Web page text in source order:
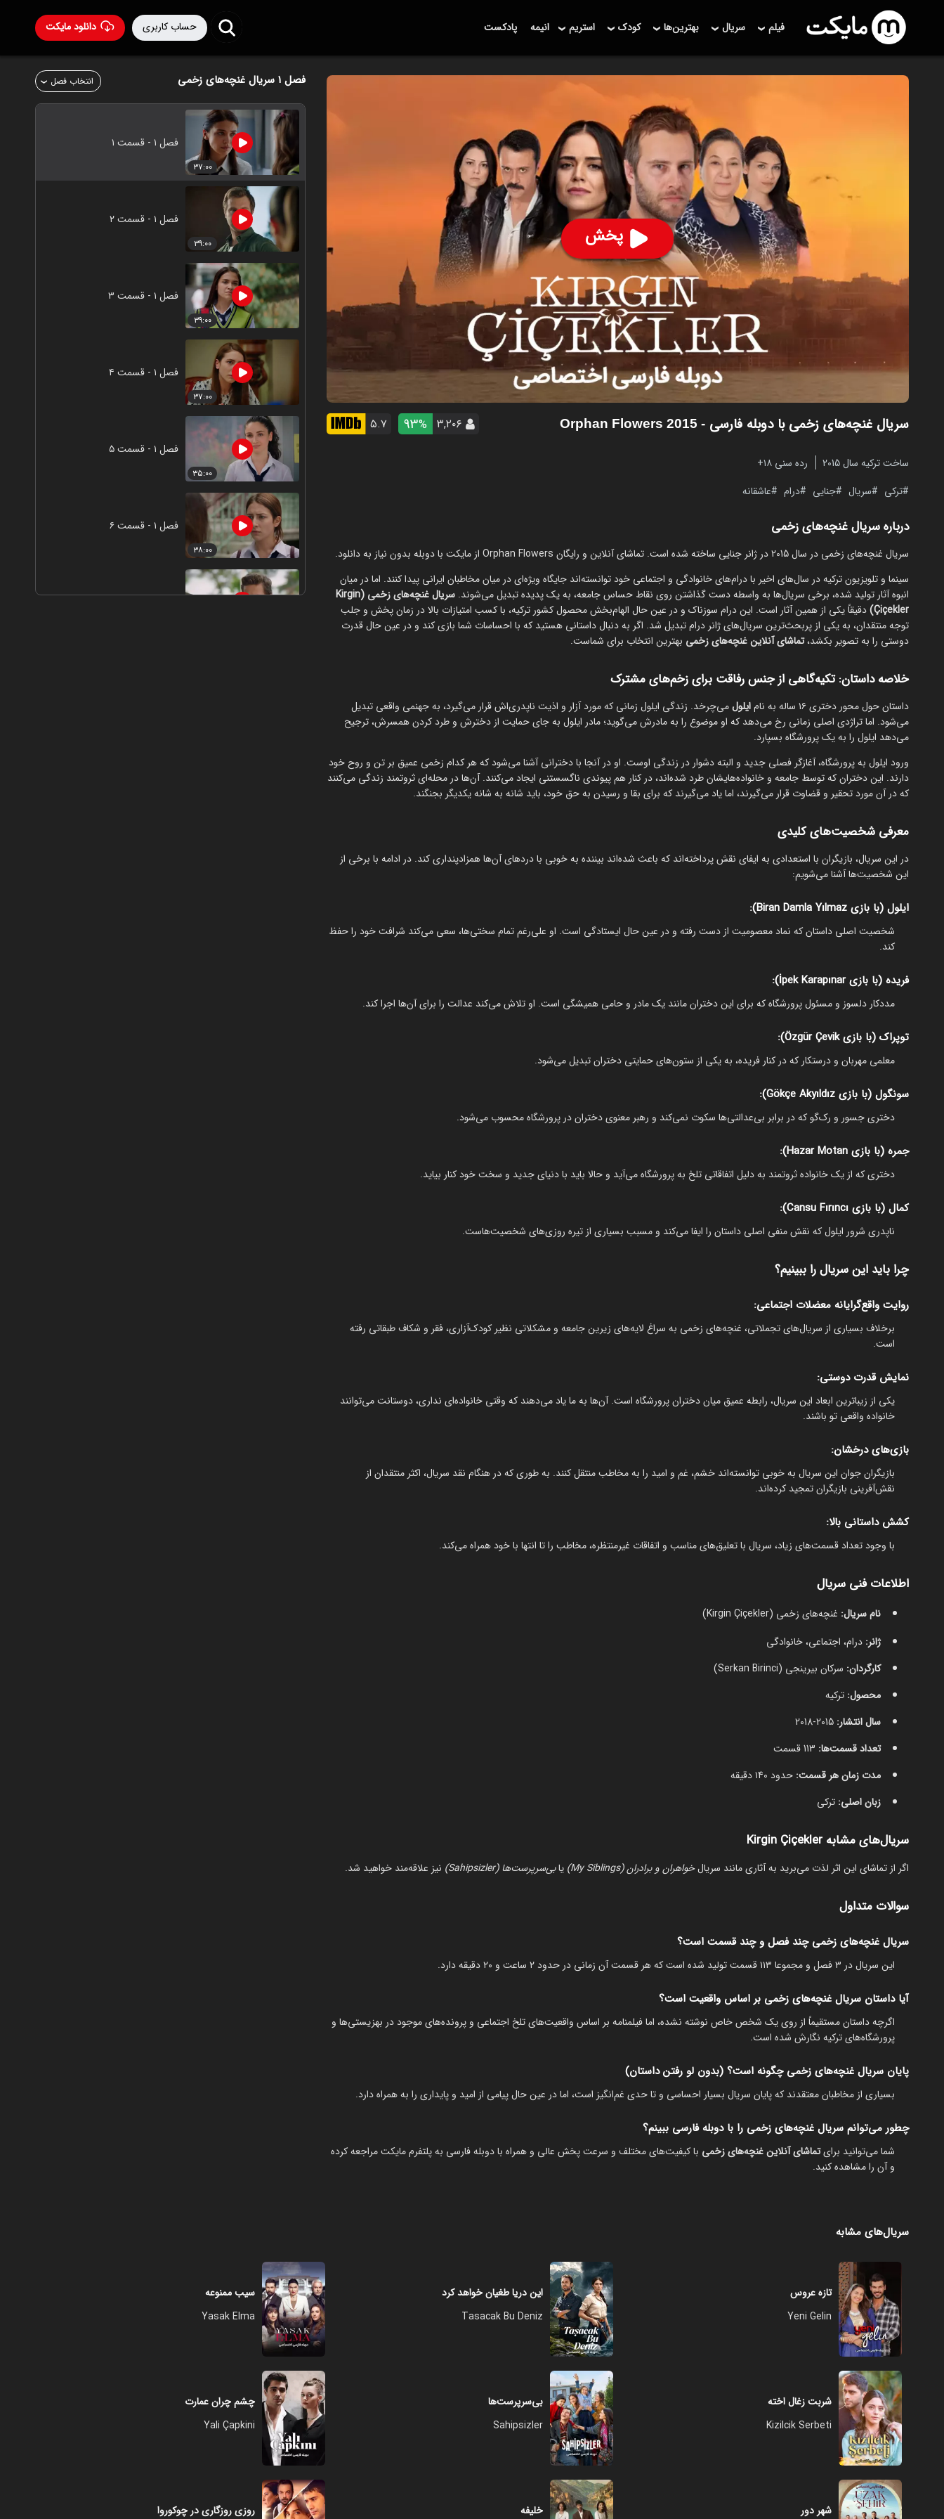
دانلود مایکت حساب کاربری فیلم سریال بهترین‌ها کودک استریم انیمه پادکست
پخش
سریال غنچه‌های زخمی با دوبله فارسی - Orphan Flowers 2015 ۳,۲۰۶ 93% ۵.۷
ساخت ترکیه سال 2015
رده سنی ۱۸+
ترکی
سریال جنایی درام عاشقانه
درباره سریال غنچه‌های زخمی
سریال غنچه‌های زخمی در سال 2015 در ژانر جنایی ساخته شده است. تماشای آنلاین و رایگان Orphan Flowers از مایکت با دوبله بدون نیاز به دانلود.
سینما و تلویزیون ترکیه در سال‌های اخیر با درام‌های خانوادگی و اجتماعی خود توانسته‌اند جایگاه ویژه‌ای در میان مخاطبان ایرانی پیدا کنند. اما در میان
انبوه آثار تولید شده، برخی سریال‌ها به واسطه دست گذاشتن روی نقاط حساس جامعه، به یک پدیده تبدیل می‌شوند.
سریال غنچه‌های زخمی (Kirgin
Çiçekler) دقیقاً یکی از همین آثار است. این درام سوزناک و در عین حال الهام‌بخش محصول کشور ترکیه، با کسب امتیازات بالا در زمان پخش و جلب
توجه منتقدان، به یکی از پربحث‌ترین سریال‌های ژانر درام تبدیل شد. اگر به دنبال داستانی هستید که با احساسات شما بازی کند و در عین حال قدرت
دوستی را به تصویر بکشد،تماشای آنلاین غنچه‌های زخمی بهترین انتخاب برای شماست.
خلاصه داستان: تکیه‌گاهی از جنس رفاقت برای زخم‌های مشترک
داستان حول محور دختری ۱۶ ساله به نام ایلولمی‌چرخد. زندگی ایلول زمانی که مورد آزار و اذیت ناپدری‌اش قرار می‌گیرد، به جهنمی واقعی تبدیل
می‌شود. اما تراژدی اصلی زمانی رخ می‌دهد که او موضوع را به مادرش می‌گوید؛ مادر ایلول به جای حمایت از دخترش و طرد کردن همسرش، ترجیح
می‌دهد ایلول را به یک پرورشگاه بسپارد.
ورود ایلول به پرورشگاه، آغازگر فصلی جدید و البته دشوار در زندگی اوست. او در آنجا با دخترانی آشنا می‌شود که هر کدام زخمی عمیق بر تن و روح خود
دارند. این دختران که توسط جامعه و خانواده‌هایشان طرد شده‌اند، در کنار هم پیوندی ناگسستنی ایجاد می‌کنند. آن‌ها در محله‌ای ثروتمند زندگی می‌کنند
که در آن مورد تحقیر و قضاوت قرار می‌گیرند، اما یاد می‌گیرند که برای بقا و رسیدن به حق خود، باید شانه به شانه یکدیگر بجنگند.
معرفی شخصیت‌های کلیدی
در این سریال، بازیگران با استعدادی به ایفای نقش پرداخته‌اند که باعث شده‌اند بیننده به خوبی با دردهای آن‌ها همزادپنداری کند. در ادامه با برخی از
این شخصیت‌ها آشنا می‌شویم:
ایلول (با بازی Biran Damla Yılmaz):
شخصیت اصلی داستان که نماد معصومیت از دست رفته و در عین حال ایستادگی است. او علی‌رغم تمام سختی‌ها، سعی می‌کند شرافت خود را حفظ
کند.
فریده (با بازی İpek Karapınar):
مددکار دلسوز و مسئول پرورشگاه که برای این دختران مانند یک مادر و حامی همیشگی است. او تلاش می‌کند عدالت را برای آن‌ها اجرا کند.
توپراک (با بازی Özgür Çevik):
معلمی مهربان و درستکار که در کنار فریده، به یکی از ستون‌های حمایتی دختران تبدیل می‌شود.
سونگول (با بازی Gökçe Akyıldız):
دختری جسور و رک‌گو که در برابر بی‌عدالتی‌ها سکوت نمی‌کند و رهبر معنوی دختران در پرورشگاه محسوب می‌شود.
جمره (با بازی Hazar Motan):
دختری که از یک خانواده ثروتمند به دلیل اتفاقاتی تلخ به پرورشگاه می‌آید و حالا باید با دنیای جدید و سخت خود کنار بیاید.
کمال (با بازی Cansu Fırıncı):
ناپدری شرور ایلول که نقش منفی اصلی داستان را ایفا می‌کند و مسبب بسیاری از تیره روزی‌های شخصیت‌هاست.
چرا باید این سریال را ببینیم؟
روایت واقع‌گرایانه معضلات اجتماعی:
برخلاف بسیاری از سریال‌های تجملاتی، غنچه‌های زخمی به سراغ لایه‌های زیرین جامعه و مشکلاتی نظیر کودک‌آزاری، فقر و شکاف طبقاتی رفته
است.
نمایش قدرت دوستی:
یکی از زیباترین ابعاد این سریال، رابطه عمیق میان دختران پرورشگاه است. آن‌ها به ما یاد می‌دهند که وقتی خانواده‌ای نداری، دوستانت می‌توانند
خانواده واقعی تو باشند.
بازی‌های درخشان:
بازیگران جوان این سریال به خوبی توانسته‌اند خشم، غم و امید را به مخاطب منتقل کنند. به طوری که در هنگام نقد سریال، اکثر منتقدان از
نقش‌آفرینی بازیگران تمجید کرده‌اند.
کشش داستانی بالا:
با وجود تعداد قسمت‌های زیاد، سریال با تعلیق‌های مناسب و اتفاقات غیرمنتظره، مخاطب را تا انتها با خود همراه می‌کند.
اطلاعات فنی سریال
نام سریال: غنچه‌های زخمی (Kirgin Çiçekler)
ژانر: درام، اجتماعی، خانوادگی
کارگردان: سرکان بیرینجی (Serkan Birinci)
محصول: ترکیه
سال انتشار:
تعداد قسمت‌ها:
مدت زمان هر قسمت: حدود ۱40 دقیقه
زبان اصلی: ترکی
سریال‌های مشابه Kirgin Çiçekler
اگر از تماشای این اثر لذت می‌برید به آثاری مانند سریالخواهران و برادران (My Siblings) یابی‌سرپرست‌ها (Sahipsizler) نیز علاقه‌مند خواهید شد.
سوالات متداول
سریال غنچه‌های زخمی چند فصل و چند قسمت است؟
این سریال در ۳ فصل و مجموعا ۱۱۳ قسمت تولید شده است که هر قسمت آن زمانی در حدود ۲ ساعت و ۲۰ دقیقه دارد.
آیا داستان سریال غنچه‌های زخمی بر اساس واقعیت است؟
اگرچه داستان مستقیماً از روی یک شخص خاص نوشته نشده، اما فیلمنامه بر اساس واقعیت‌های تلخ اجتماعی و پرونده‌های موجود در بهزیستی‌ها و
پرورشگاه‌های ترکیه نگارش شده است.
پایان سریال غنچه‌های زخمی چگونه است؟ (بدون لو رفتن داستان)
بسیاری از مخاطبان معتقدند که پایان سریال بسیار احساسی و تا حدی غم‌انگیز است، اما در عین حال پیامی از امید و پایداری را به همراه دارد.
چطور می‌توانم سریال غنچه‌های زخمی را با دوبله فارسی ببینم؟
شما می‌توانید برایتماشای آنلاین غنچه‌های زخمی با کیفیت‌های مختلف و سرعت پخش عالی و همراه با دوبله فارسی به پلتفرم مایکت مراجعه کرده
و آن را مشاهده کنید.
فصل ۱ سریال غنچه‌های زخمی انتخاب فصل
۳۷:۰۰
فصل ۱ - قسمت ۱
۳۹:۰۰
فصل ۱ - قسمت ۲
۳۹:۰۰
فصل ۱ - قسمت ۳
۳۷:۰۰
فصل ۱ - قسمت ۴
۳۵:۰۰
فصل ۱ - قسمت ۵
۳۸:۰۰
فصل ۱ - قسمت ۶
۳۸:۰۰
سریال‌های مشابه
تازه عروس
Yeni Gelin
این دریا طغیان خواهد کرد
Tasacak Bu Deniz
سیب ممنوعه
Yasak Elma
شربت زغال اخته
Kizilcik Serbeti
بی‌سرپرست‌ها
Sahipsizler
چشم چران عمارت
Yali Çapkini
شهر دور خلیفه روزی روزگاری در چوکوروا